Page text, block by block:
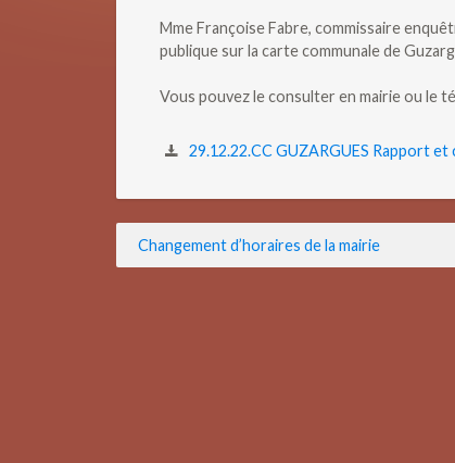
Mme Françoise Fabre, commissaire
publique sur la carte communale de
Vous pouvez le consulter en mairie ou le
29.12.22.CC GUZARGUES Rapport
Navigation
de
Changement d’horaires de la mairie